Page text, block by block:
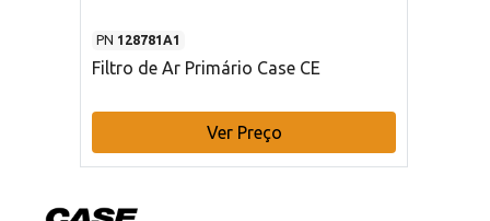
PN 128781A1
Filtro de Ar Primário Case CE
Ver Preço